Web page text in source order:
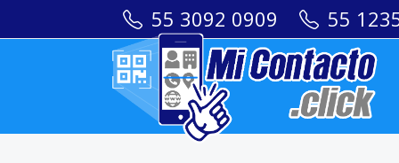
55 3092 0909 55